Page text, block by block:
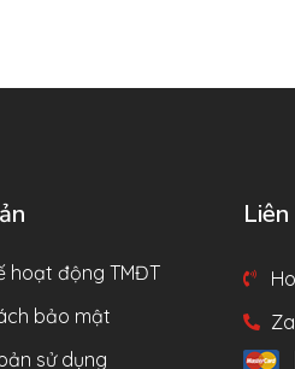
hoạt động TMĐT
bảo mật
sử dụng
Liên